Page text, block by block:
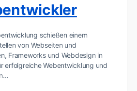
schießen einem
von Webseiten und
Frameworks und Webdesign in
erfolgreiche Webentwicklung und